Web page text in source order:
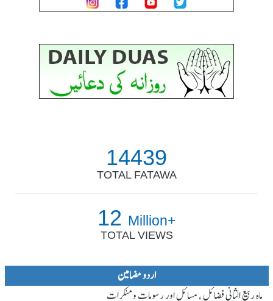
14439
TOTAL FATAWA
12 Million+
TOTAL VIEWS
اردو مضامین
ماہ ِربیع الثانی فضائل ، مسائل اور رسومات و منکرات